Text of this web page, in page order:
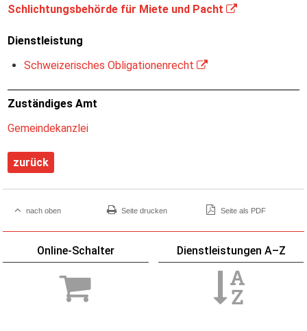
Schlichtungsbehörde für Miete und Pacht
Dienstleistung
Schweizerisches Obligationenrecht
Zuständiges Amt
Gemeindekanzlei
zurück
nach oben Seite drucken Seite als PDF
Online-Schalter Dienstleistungen A–Z